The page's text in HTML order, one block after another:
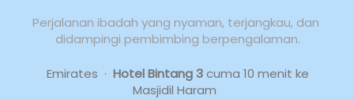
Perjalanan ibadah yang nyaman, terjangkau, dan
didampingi pembimbing berpengalaman.
Emirates  · Hotel Bintang 3 cuma 10 menit ke
Masjidil Haram